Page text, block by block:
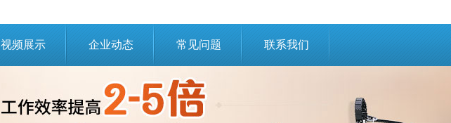
视频展示 企业动态 常见问题 联系我们